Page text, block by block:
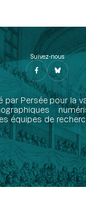
Suivez-nous
par Persée pour la
équipes de